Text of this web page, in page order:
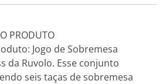
PRODUTO
Jogo de Sobremesa
da Ruvolo. Esse conjunto
seis taças de sobremesa